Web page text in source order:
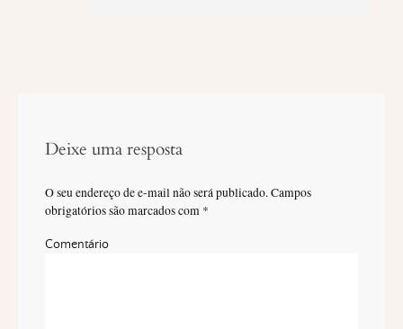
Deixe uma resposta
O seu endereço de e-mail não será publicado.Campos
obrigatórios são marcados com *
Comentário